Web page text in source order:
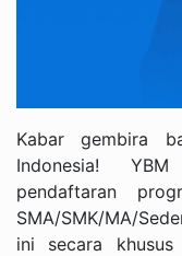
Kabar gembira
Indonesia!
pendaftaran
SMA/SMK/MA/
ini secara